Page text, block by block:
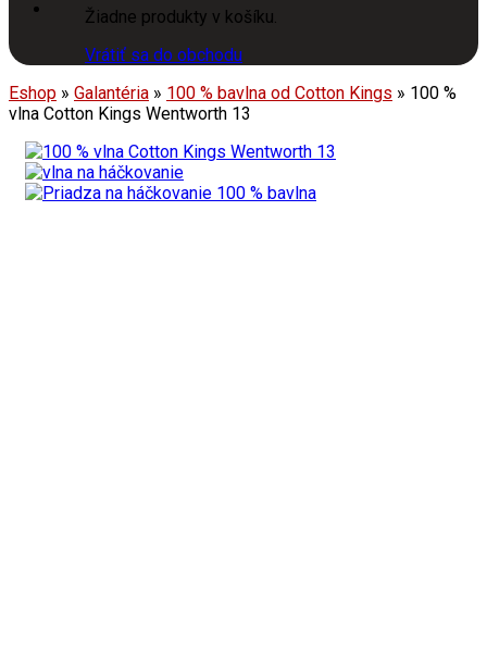
Žiadne produkty v košíku.
Vrátiť sa do obchodu
Eshop » Galantéria » 100 % bavlna od Cotton Kings » 100 %
vlna Cotton Kings Wentworth 13